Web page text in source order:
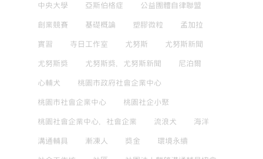
中央大學 亞斯伯格症 公益團體自律聯盟
創業競賽 基礎概論 塑膠微粒 孟加拉
實習 寺日工作室 尤努斯 尤努斯新聞
尤努斯獎 尤努斯獎，尤努斯新聞 尼泊爾
心輔犬 桃園市政府社會企業中心
桃園市社會企業中心 桃園社企小聚
桃園社會企業中心，社會企業 流浪犬 海洋
溝通輔具 漸凍人 獎金 環境永續